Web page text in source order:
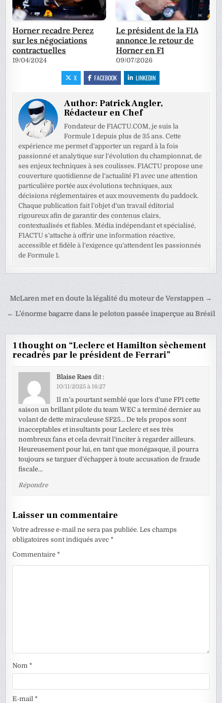
Horner recadre Perez
sur les négociations
contractuelles
19/04/2024
Le président de la FIA
annonce le retour de
Horner en F1
09/07/2026
X FACEBOOK LINKEDIN
Author:Patrick Angler,
Rédacteur en Chef
Fondateur de F1ACTU.COM, je suis la
Formule 1 depuis plus de 35 ans. Cette
expérience me permet d’apporter un regard à la fois
passionné et analytique sur l’évolution du championnat, de
ses enjeux techniques à ses coulisses. F1ACTU propose une
couverture quotidienne de l’actualité F1 avec une attention
particulière portée aux évolutions techniques, aux
décisions réglementaires et aux mouvements du paddock.
Chaque publication fait l’objet d’un travail éditorial
rigoureux afin de garantir des contenus clairs,
contextualisés et fiables. Média indépendant et spécialisé,
F1ACTU s’attache à offrir une information réactive,
accessible et fidèle à l’exigence qu’attendent les passionnés
de Formule 1.
Navigation
de
McLaren met en doute la légalité du moteur de Verstappen →
← L’énorme bagarre dans le peloton passée inaperçue au Brésil
1 thought on “Leclerc et Hamilton sèchement
recadrés par le président de Ferrari”
Blaise Raes dit :
10/11/2025 à 16:27
Il m’a pourtant semblé que lors d’une FP1 cette
saison un brillant pilote du team WEC a terminé dernier au
volant de dette miraculeuse SF25… De tels propos sont
inacceptables et insultants pour Leclerc et ses très
nombreux fans et cela devrait l’inciter à regarder ailleurs.
Heureusement pour lui, en tant que monégasque, il pourra
toujours se targuer d’échapper à toute accusation de fraude
fiscale…
Répondre
Laisser un commentaire
Votre adresse e-mail ne sera pas publiée. Les champs
obligatoires sont indiqués avec*
Commentaire*
Nom*
E-mail*